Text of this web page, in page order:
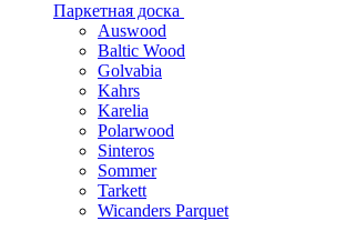
Паркетная доска
Auswood
Baltic Wood
Golvabia
Kahrs
Karelia
Polarwood
Sinteros
Sommer
Tarkett
Wicanders Parquet